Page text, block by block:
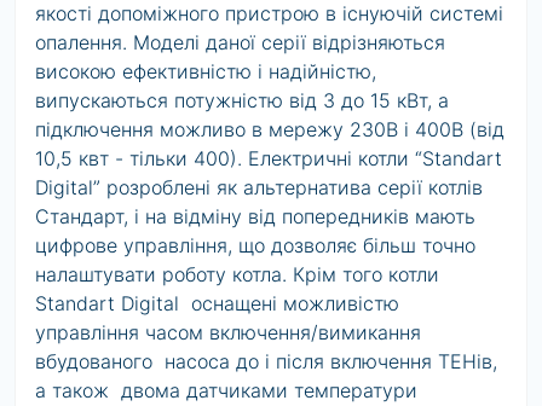
якості допоміжного пристрою в існуючій системі
опалення. Моделі даної серії відрізняються
високою ефективністю і надійністю,
випускаються потужністю від 3 до 15 кВт, а
підключення можливо в мережу 230В і 400В (від
10,5 квт - тільки 400). Електричні котли “Standart
Digital” розроблені як альтернатива серії котлів
Стандарт, і на відміну від попередників мають
цифрове управління, що дозволяє більш точно
налаштувати роботу котла. Крім того котли
Standart Digital оснащені можливістю
управління часом включення/вимикання
вбудованого насоса до і після включення ТЕНів,
а також двома датчиками температури